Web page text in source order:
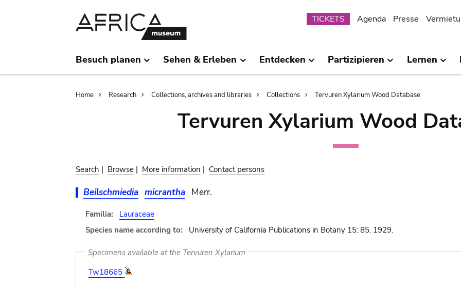
Submenu
TICKETS Agenda Presse
Besuch planen Sehen & Erleben Entdecken Partizipieren Lernen
Breadcrumb
Home Research Collections, archives and libraries Collections Tervuren Xylarium Wood Database
Tervuren Xylarium Wood
Search | Browse | More information | Contact persons
Beilschmiedia micrantha Merr.
Familia:
Lauraceae
Species name according to:
University of California Publications in Botany 15: 85. 1929.
Specimens available at the Tervuren Xylarium
Tw18665